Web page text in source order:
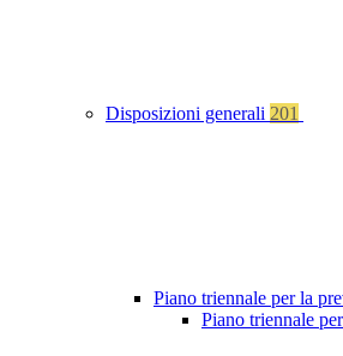
Disposizioni generali 201
Piano triennale per la
Piano triennale